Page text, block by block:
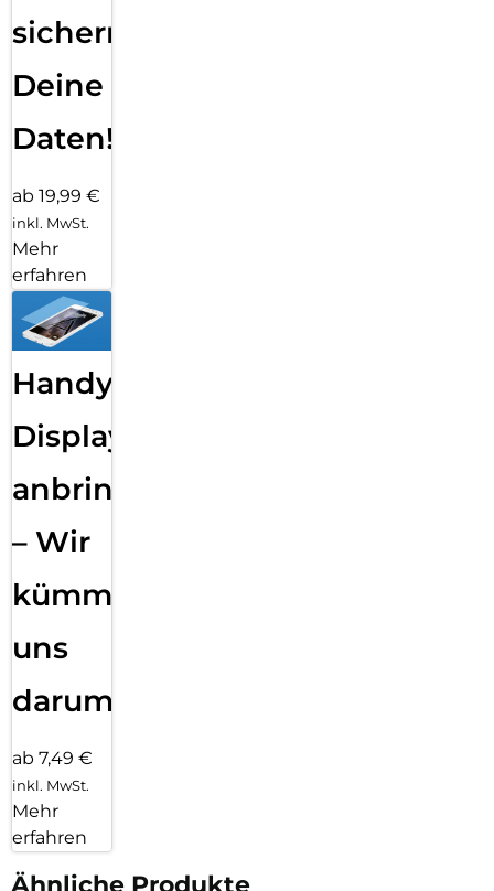
sichern
Deine
Daten!
ab 19,99 €
inkl. MwSt.
Mehr
erfahren
Handy
Displayfolie
anbringen
– Wir
kümmern
uns
darum!
ab 7,49 €
inkl. MwSt.
Mehr
erfahren